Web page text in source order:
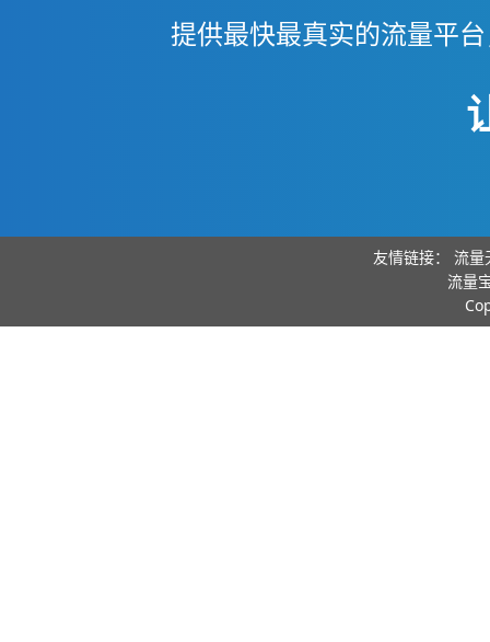
提供最快最真实的流量平
友情链接： 流量
流量